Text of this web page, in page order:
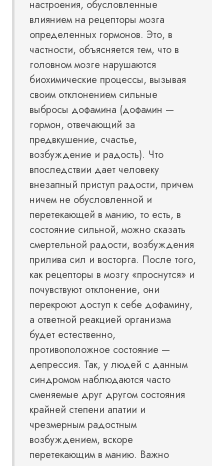
настроения, обусловленные
влиянием на рецепторы мозга
определенных гормонов. Это, в
частности, объясняется тем, что в
головном мозге нарушаются
биохимические процессы, вызывая
своим отклонением сильные
выбросы дофамина (дофамин —
гормон, отвечающий за
предвкушение, счастье,
возбуждение и радость). Что
впоследствии дает человеку
внезапный приступ радости, причем
ничем не обусловленной и
перетекающей в манию, то есть, в
состояние сильной, можно сказать
смертельной радости, возбуждения
прилива сил и восторга. После того,
как рецепторы в мозгу «проснутся» и
почувствуют отклонение, они
перекроют доступ к себе дофамину,
а ответной реакцией организма
будет естественно,
противоположное состояние —
депрессия. Так, у людей с данным
синдромом наблюдаются часто
сменяемые друг другом состояния
крайней степени апатии и
чрезмерным радостным
возбуждением, вскоре
перетекающим в манию. Важно